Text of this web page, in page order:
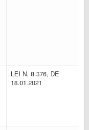
LEI N. 8.376, DE
18.01.2021